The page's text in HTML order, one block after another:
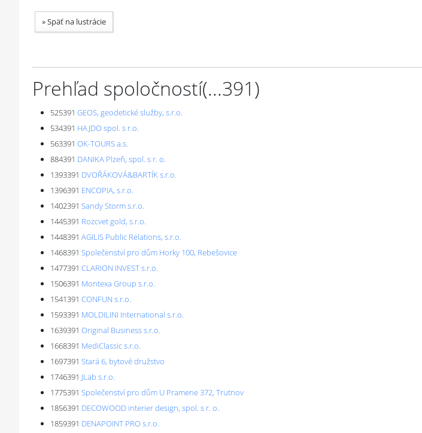
»Späť na lustrácie
Prehľad spoločností(...391)
525391 GEOS, geodetické služby, s.r.o.
534391 HAJDO spol. s r.o.
563391 OK-TOURS a.s.
884391 DANIKA Plzeň, spol. s r. o.
1393391 DVOŘÁKOVÁ&BARTÍK s.r.o.
1396391 ENCOPIA, s.r.o.
1402391 Sandy Storm s.r.o.
1445391 Rozcvet gold, s.r.o.
1448391 AGILIS Public Relations, s.r.o.
1468391 Společenství pro dům Horky 100, Rebešovice
1477391 CLARION INVEST s.r.o.
1506391 Montexa Group s.r.o.
1541391 CONFUN s.r.o.
1593391 MOLDILINI International s.r.o.
1639391 Original Business s.r.o.
1668391 MediClassic s.r.o.
1697391 Stará 6, bytové družstvo
1746391 JLab s.r.o.
1775391 Společenství pro dům U Pramene 372, Trutnov
1856391 DECOWOOD interier design, spol. s r. o.
1859391 DENAPOINT PRO s.r.o.